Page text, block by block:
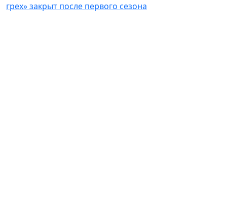
грех» закрыт после первого сезона